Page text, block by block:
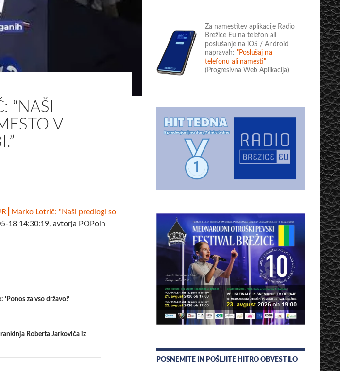
“NAŠI
V
Lotrič: "Naši predlogi so
18 14:30:19, avtorja POPoln
za vso državo!’
Roberta Jarkoviča iz
Za namestitev aplikacije Radio
Brežice Eu na telefon ali
poslušanje na iOS / Android
napravah: "Poslušaj na
telefonu ali namesti"
(Progresivna Web Aplikacija)
POSNEMITE IN POŠLJITE HITRO OBVESTILO